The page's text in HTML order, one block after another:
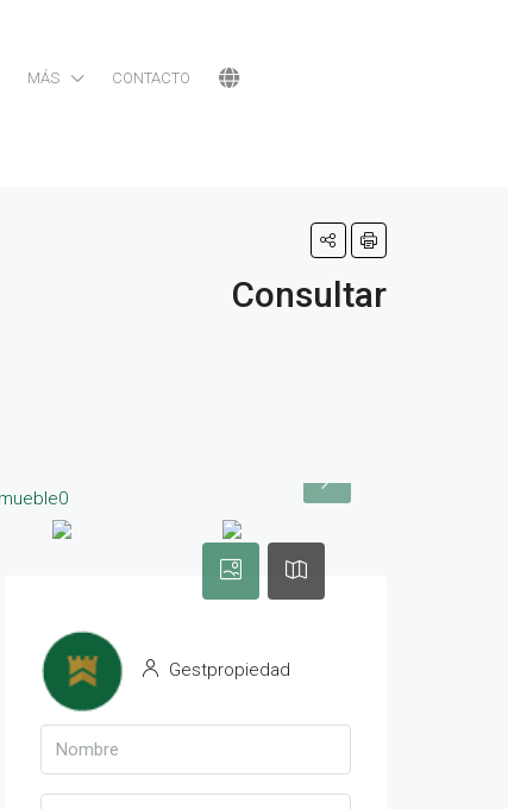
MÁS CONTACTO
Consultar
Gestpropiedad